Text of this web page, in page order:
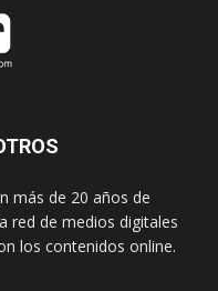
más de 20 años de
red de medios digitales
los contenidos online.